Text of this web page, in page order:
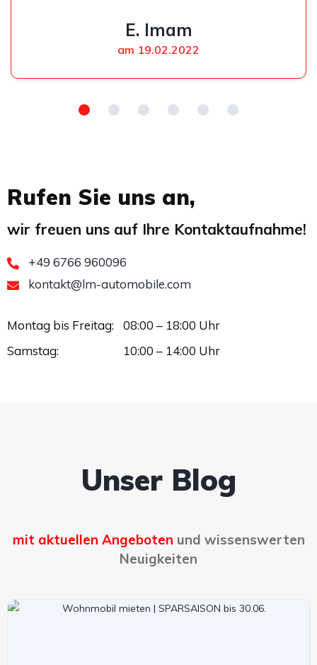
E. Imam
am 19.02.2022
Rufen Sie uns an,
wir freuen uns auf Ihre Kontaktaufnahme!
+49 6766 960096
kontakt@lm-automobile.com
Montag bis Freitag:
08:00 – 18:00 Uhr
Samstag:
10:00 – 14:00 Uhr
Unser Blog​
mit aktuellen Angeboten und wissenswerten
Neuigkeiten